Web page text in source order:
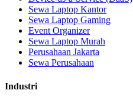
Sewa Laptop Kantor
Sewa Laptop Gaming
Event Organizer
Sewa Laptop Murah
Perusahaan Jakarta
Sewa Perusahaan
Industri